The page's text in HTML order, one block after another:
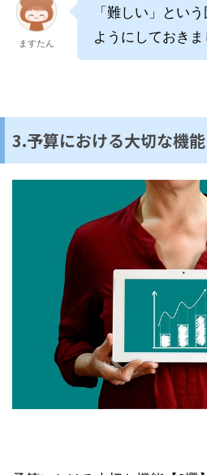
ますたん
「難しい」とい
ようにしておき
3.予算における大切な機能